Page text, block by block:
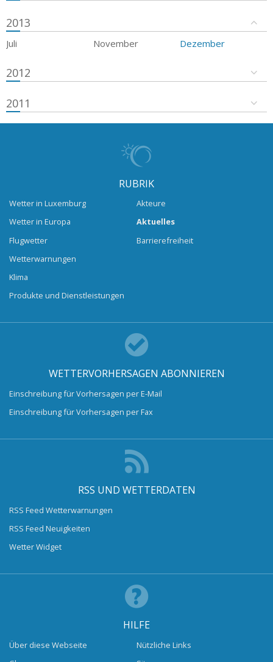
2013
Juli November Dezember
2012
2011
RUBRIK
Wetter in Luxemburg
Wetter in Europa
Flugwetter
Wetterwarnungen
Klima
Produkte und Dienstleistungen
Akteure
Aktuelles
Barrierefreiheit
WETTERVORHERSAGEN ABONNIEREN
Einschreibung für Vorhersagen per E-Mail
Einschreibung für Vorhersagen per Fax
RSS UND WETTERDATEN
RSS Feed Wetterwarnungen
RSS Feed Neuigkeiten
Wetter Widget
HILFE
Über diese Webseite
Nützliche Links